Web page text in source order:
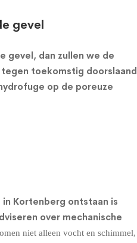
gevel
gevel, dan zullen we de
toekomstig doorslaand
op de poreuze
Kortenberg ontstaan is
over mechanische
niet alleen vocht en schimmel,